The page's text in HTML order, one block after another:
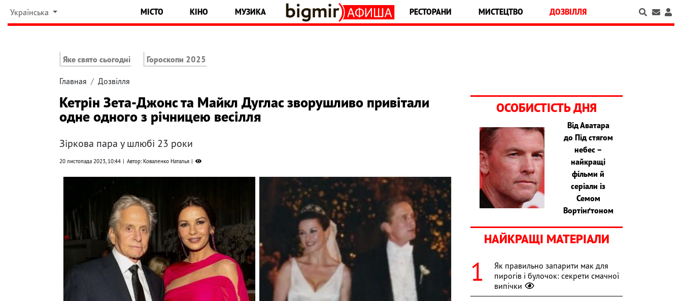
Українська МІСТО КІНО МУЗИКА РЕСТОРАНИ МИСТЕЦТВО ДОЗВІЛЛЯ
Яке свято сьогодні Гороскопи 2025
Главная Дозвілля
Кетрін Зета-Джонс та Майкл Дуглас зворушливо привітали
одне одного з річницею весілля
Зіркова пара у шлюбі 23 роки
20 листопада 2023, 10:44 Автор: Коваленко Наталья
ОСОБИСТІСТЬ ДНЯ
Від Аватара
до Під стягом
небес –
найкращі
фільми й
серіали із
Семом
Вортінґтоном
НАЙКРАЩІ МАТЕРІАЛИ
Як правильно запарити мак для
пирогів і булочок: секрети смачної
випічки